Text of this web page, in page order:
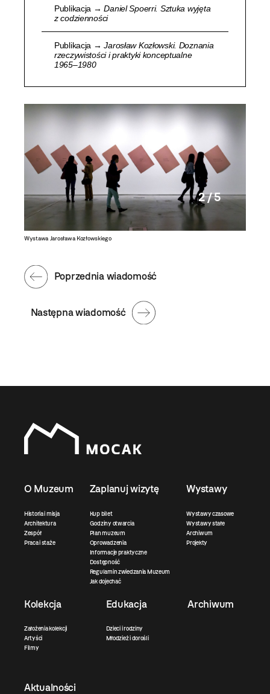
Publikacja →Daniel Spoerri. Sztuka wyjęta
z codzienności
Publikacja →Jarosław Kozłowski. Doznania
rzeczywistości i praktyki konceptualne
1965–1980
Wystawa Jarosława Kozłowskiego
2 / 5
Następna wiadomość
Poprzednia wiadomość
O Muzeum
Historia i misja
Architektura
Zespół
Praca i staże
Zaplanuj wizytę
Kup bilet
Godziny otwarcia
Plan muzeum
Oprowadzenia
Informacje praktyczne
Dostępność
Regulamin zwiedzania Muzeum
Jak dojechać
Wystawy
Wystawy czasowe
Wystawy stałe
Archiwum
Projekty
Kolekcja
Założenia kolekcji
Artyści
Filmy
Edukacja
Dzieci i rodziny
Młodzież i dorośli
Archiwum
Aktualności